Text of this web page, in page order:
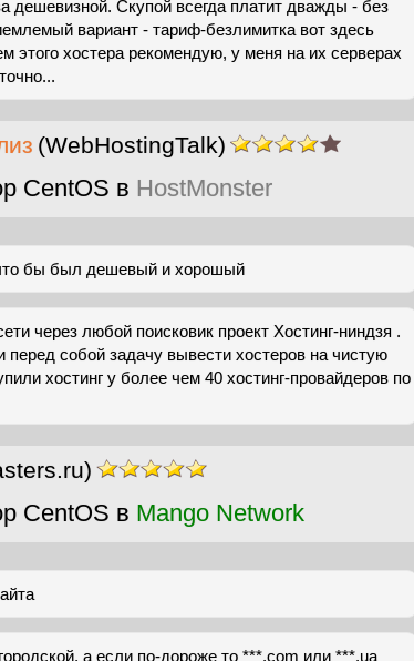
дешевизной. Скупой всегда платит дважды - без
вариант - тариф-безлимитка вот здесь
этого хостера рекомендую, у меня на их серверах
(WebHostingTalk)
CentOS в HostMonster
бы был дешевый и хорошый
через любой поисковик проект Хостинг-ниндзя .
перед собой задачу вывести хостеров на чистую
хостинг у более чем 40 хостинг-провайдеров по
CentOS в Mango Network
а если по-дороже то ***.com или ***.ua